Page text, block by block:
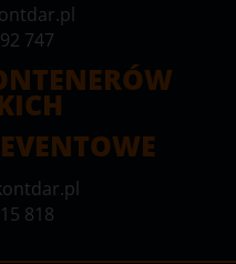
747
818